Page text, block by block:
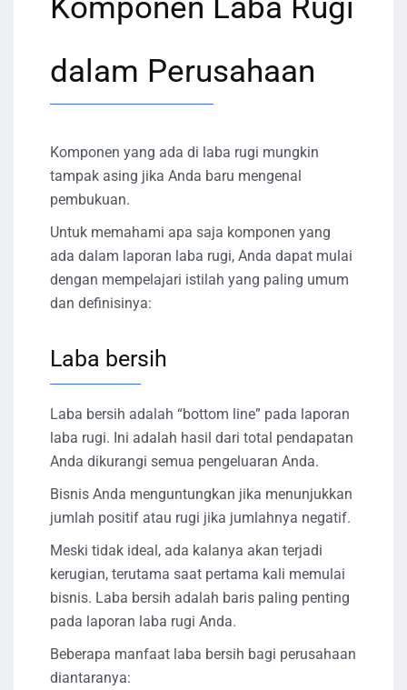
Komponen Laba Rugi
dalam Perusahaan
Komponen yang ada di laba rugi mungkin
tampak asing jika Anda baru mengenal
pembukuan.
Untuk memahami apa saja komponen yang
ada dalam laporan laba rugi, Anda dapat mulai
dengan mempelajari istilah yang paling umum
dan definisinya:
Laba bersih
Laba bersih adalah “bottom line” pada laporan
laba rugi. Ini adalah hasil dari total pendapatan
Anda dikurangi semua pengeluaran Anda.
Bisnis Anda menguntungkan jika menunjukkan
jumlah positif atau rugi jika jumlahnya negatif.
Meski tidak ideal, ada kalanya akan terjadi
kerugian, terutama saat pertama kali memulai
bisnis. Laba bersih adalah baris paling penting
pada laporan laba rugi Anda.
Beberapa manfaat laba bersih bagi perusahaan
diantaranya: